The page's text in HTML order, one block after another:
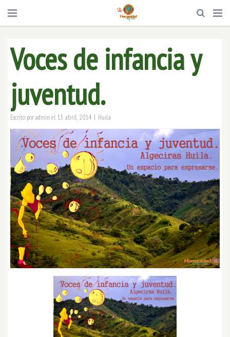
Voces de infancia y
juventud.
Escrito poradmin el 13 abril, 2014 | Huila